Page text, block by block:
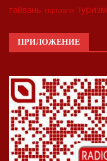
тайвань торговля туризм
ПРИЛОЖЕНИЕ